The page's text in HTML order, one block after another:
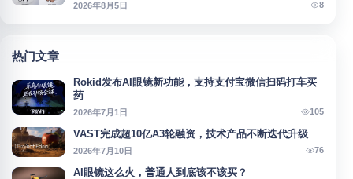
2026年8月5日 8
热门文章
Rokid发布AI眼镜新功能，支持支付宝微信扫码打车买
药
2026年7月1日 105
VAST完成超10亿A3轮融资，技术产品不断迭代升级
2026年7月10日 76
AI眼镜这么火，普通人到底该不该买？